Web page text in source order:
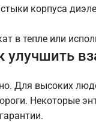
корпуса
в тепле или
улучшить
Для высоких
Некоторые